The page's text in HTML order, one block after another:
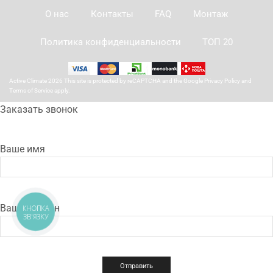
О нас Контакты FAQ Монтаж
Политика конфиденциальности ТОП 20
Active Climate 2026 This site is protected by reCAPTCHA and the Google Privacy Policy and
Terms of Service apply.
Заказать звонок
Ваше имя
Ваш телефон
КНОПКА
ЗВ'ЯЗКУ